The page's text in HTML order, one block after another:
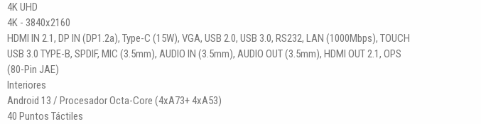
4K UHD
4K - 3840x2160
HDMI IN 2.1, DP IN (DP1.2a), Type-C (15W), VGA, USB 2.0, USB 3.0, RS232, LAN (1000Mbps), TOUCH
USB 3.0 TYPE-B, SPDIF, MIC (3.5mm), AUDIO IN (3.5mm), AUDIO OUT (3.5mm), HDMI OUT 2.1, OPS
(80-Pin JAE)
Interiores
Android 13 / Procesador Octa-Core (4xA73+ 4xA53)
40 Puntos Táctiles